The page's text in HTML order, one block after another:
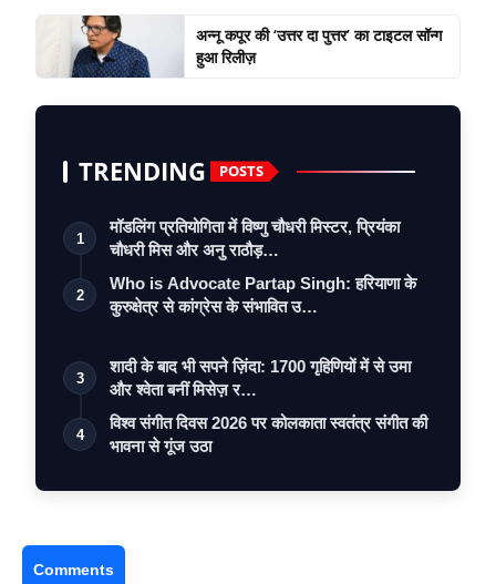
अन्नू कपूर की ‘उत्तर दा पुत्तर’ का टाइटल सॉन्ग
हुआ रिलीज़
TRENDING POSTS
1
मॉडलिंग प्रतियोगिता में विष्णु चौधरी मिस्टर, प्रियंका
चौधरी मिस और अनु राठौड़…
2
Who is Advocate Partap Singh: हरियाणा के
कुरुक्षेत्र से कांग्रेस के संभावित उ…
3
शादी के बाद भी सपने ज़िंदा: 1700 गृहिणियों में से उमा
और श्वेता बनीं मिसेज़ र…
4
विश्व संगीत दिवस 2026 पर कोलकाता स्वतंत्र संगीत की
भावना से गूंज उठा
Comments